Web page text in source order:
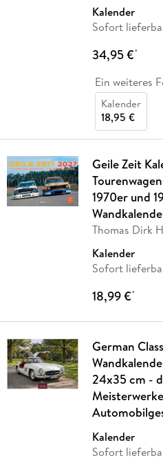
Kalender
Sofort
34,95 €*
Ein weiteres
Kalender
18,95 €
Geile Zeit
1970er und
Thomas Dirk
Kalender
Sofort
18,99 €*
German
24x35 cm -
Kalender
Sofort